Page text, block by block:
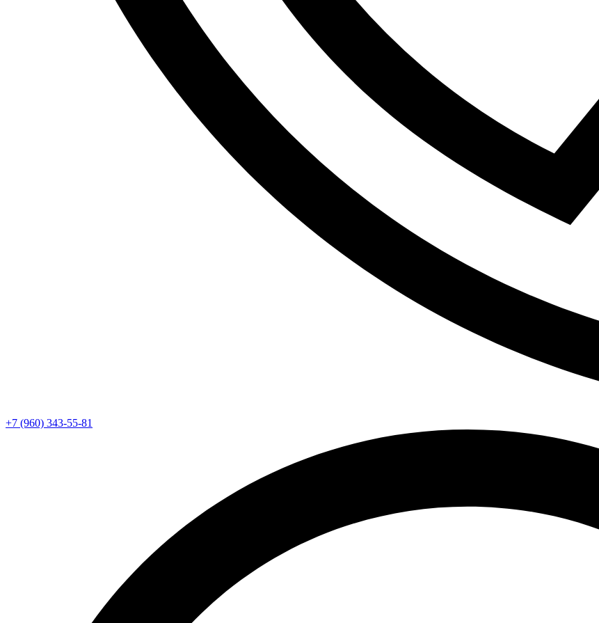
+7 (960) 343-55-81